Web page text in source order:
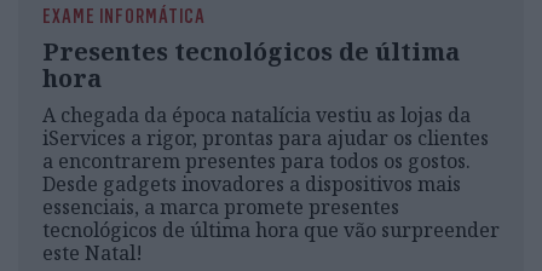
EXAME INFORMÁTICA
Presentes tecnológicos de última
hora
A chegada da época natalícia vestiu as lojas da
iServices a rigor, prontas para ajudar os clientes
a encontrarem presentes para todos os gostos.
Desde gadgets inovadores a dispositivos mais
essenciais, a marca promete presentes
tecnológicos de última hora que vão surpreender
este Natal!